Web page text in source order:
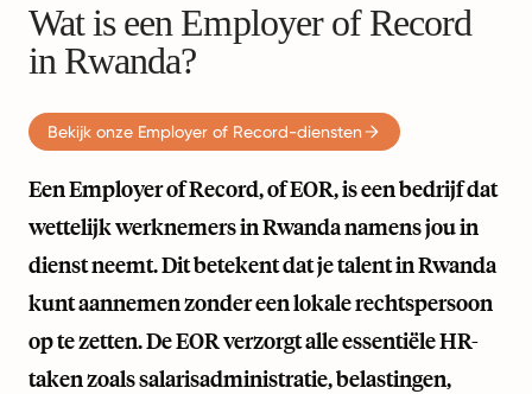
Wat is een Employer of Record
in Rwanda?
Bekijk onze Employer of Record-diensten
Een Employer of Record, of EOR, is een bedrijf dat
wettelijk werknemers in Rwanda namens jou in
dienst neemt. Dit betekent dat je talent in Rwanda
kunt aannemen zonder een lokale rechtspersoon
op te zetten. De EOR verzorgt alle essentiële HR-
taken zoals salarisadministratie, belastingen,